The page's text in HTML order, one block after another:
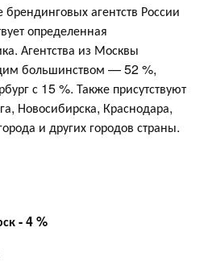
агентств России
определенная
Агентства из Москвы
большинством — 52 %,
с 15 %. Также присутствуют
Новосибирска, Краснодара,
и других городов страны.
- 4 %